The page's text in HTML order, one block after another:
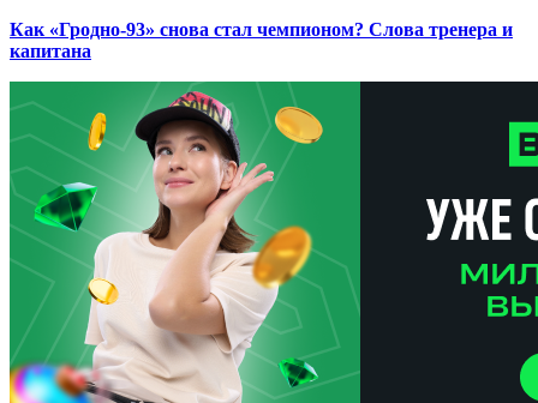
Как «Гродно-93» снова стал чемпионом? Слова тренера и
капитана